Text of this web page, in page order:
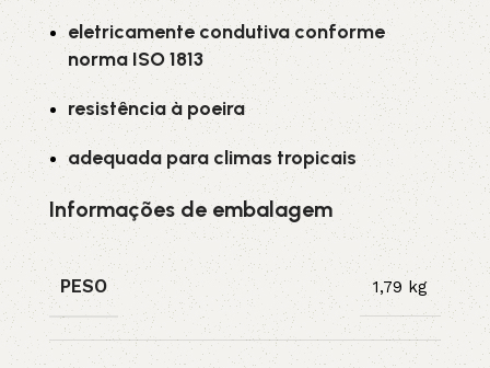
eletricamente condutiva conforme
norma ISO 1813
resistência à poeira
adequada para climas tropicais
Informações de embalagem
PESO 1,79 kg